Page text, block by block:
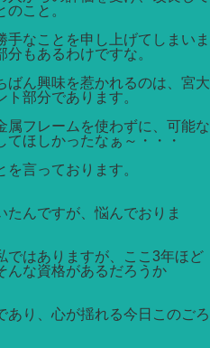
こと。
なことを申し上げてしまいま
もあるわけですな。
ばん興味を惹かれるのは、宮大
部分であります。
属フレームを使わずに、可能な
ほしかったなぁ～・・・
言っております。
たんですが、悩んでおりま
ではありますが、ここ3年ほど
んな資格があるだろうか
あり、心が揺れる今日このごろ